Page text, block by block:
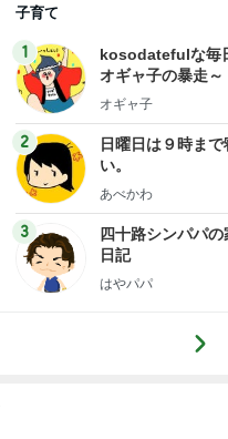
子育て
1
kosodatefulな毎
オギャ子の暴走～
オギャ子
2
日曜日は９時まで
い。
あべかわ
3
四十路シンパパの
日記
はやパパ